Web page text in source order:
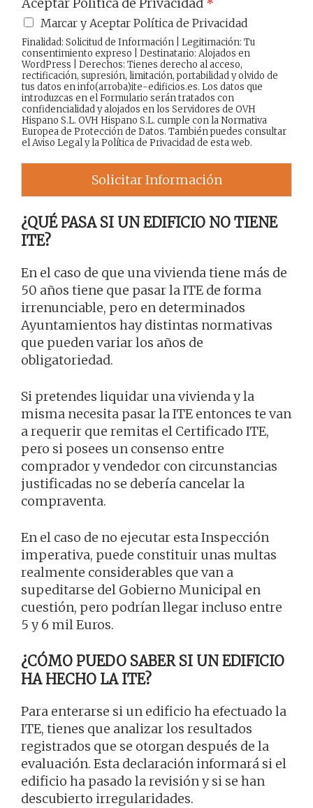
Aceptar Política de Privacidad *
Marcar y Aceptar Política de Privacidad
Finalidad: Solicitud de Información | Legitimación: Tu
consentimiento expreso | Destinatario: Alojados en
WordPress | Derechos: Tienes derecho al acceso,
rectificación, supresión, limitación, portabilidad y olvido de
tus datos en info(arroba)ite-edificios.es. Los datos que
introduzcas en el Formulario serán tratados con
confidencialidad y alojados en los Servidores de OVH
Hispano S.L. OVH Hispano S.L. cumple con la Normativa
Europea de Protección de Datos. También puedes consultar
elAviso Legaly laPolítica de Privacidadde esta web.
Solicitar Información
¿QUÉ PASA SI UN EDIFICIO NO TIENE
ITE?
En el caso de que una vivienda tiene más de
50 años tiene que pasar la ITE de forma
irrenunciable, pero en determinados
Ayuntamientos hay distintas normativas
que pueden variar los años de
obligatoriedad.
Si pretendes liquidar una vivienda y la
misma necesita pasar la ITE entonces te van
a requerir que remitas el Certificado ITE,
pero si posees un consenso entre
comprador y vendedor con circunstancias
justificadas no se debería cancelar la
compraventa.
En el caso de no ejecutar esta Inspección
imperativa, puede constituir unas multas
realmente considerables que van a
supeditarse del Gobierno Municipal en
cuestión, pero podrían llegar incluso entre
5 y 6 mil Euros.
¿CÓMO PUEDO SABER SI UN EDIFICIO
HA HECHO LA ITE?
Para enterarse si un edificio ha efectuado la
ITE, tienes que analizar los resultados
registrados que se otorgan después de la
evaluación. Esta declaración informará si el
edificio ha pasado la revisión y si se han
descubierto irregularidades.